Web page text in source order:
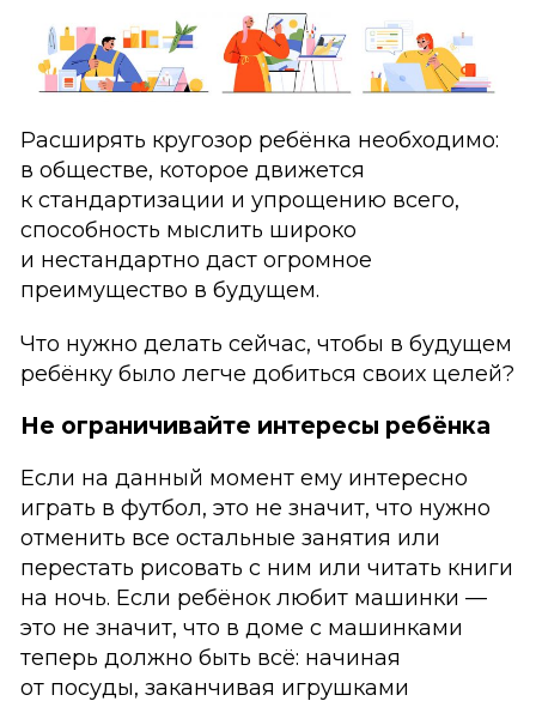
Расширять кругозор ребёнка необходимо:
в обществе, которое движется
к стандартизации и упрощению всего,
способность мыслить широко
и нестандартно даст огромное
преимущество в будущем.
Что нужно делать сейчас, чтобы в будущем
ребёнку было легче добиться своих целей?
Не ограничивайте интересы ребёнка
Если на данный момент ему интересно
играть в футбол, это не значит, что нужно
отменить все остальные занятия или
перестать рисовать с ним или читать книги
на ночь. Если ребёнок любит машинки —
это не значит, что в доме с машинками
теперь должно быть всё: начиная
от посуды, заканчивая игрушками